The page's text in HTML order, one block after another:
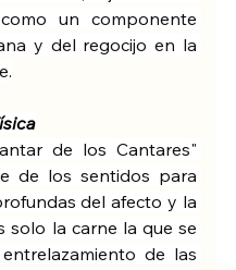
un componente
y del regocijo en la
de los Cantares"
de los sentidos para
del afecto y la
solo la carne la que se
de las